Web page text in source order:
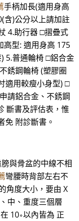
手柄加長(適用身高
含)公分以上請加註
4.助行器 □摺疊式
高型: 適用身高 175
5.普通輪椅 □鋁合金
銹鋼輪椅 (塑膠圈
適用較瘦小身型) □
請鋁合金、不銹鋼
斷書及評估表，惟
免 附診斷書。
與骨盆的中線不相
彎腰時背部左右不
角度大小，要由 X
中、重度三個層
10∘以內皆為 正